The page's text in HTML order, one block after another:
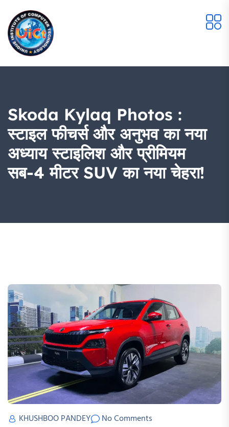
Skoda Kylaq Photos :
स्टाइल फीचर्स और अनुभव का नया
अध्याय स्टाइलिश और प्रीमियम
सब-4 मीटर SUV का नया चेहरा!
KHUSHBOO PANDEY
No Comments